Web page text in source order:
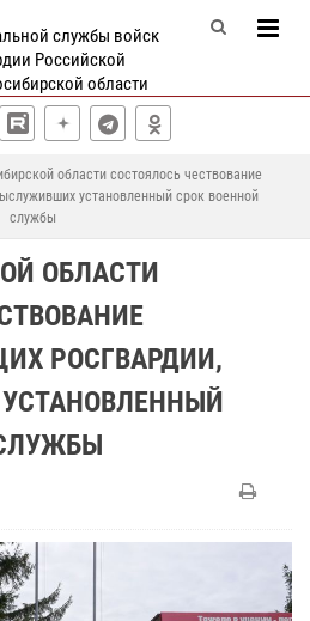
службы войск
Российской
области
области состоялось чествование
установленный срок военной
службы
ОБЛАСТИ
РОСГВАРДИИ,